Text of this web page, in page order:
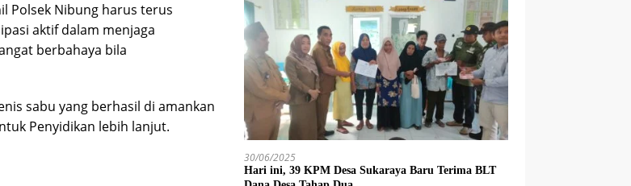
Polsek Nibung harus terus
aktif dalam menjaga
berbahaya bila
sabu yang berhasil di amankan
Penyidikan lebih lanjut.
30/06/2025
Hari ini, 39 KPM Desa Sukaraya Baru Terima BLT